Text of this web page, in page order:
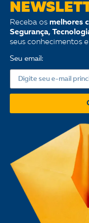
Receba os melhores
Segurança,
seus conhecimentos
Seu email: